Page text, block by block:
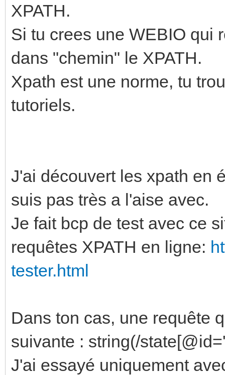
XPATH.
Si tu crees une WEBIO qui
dans "chemin" le XPATH.
Xpath est une norme, tu
tutoriels.
J'ai découvert les xpath en
suis pas très a l'aise avec.
Je fait bcp de test avec ce
requêtes XPATH en ligne:
tester.html
Dans ton cas, une requête
suivante : string(/
J'ai essayé uniquement